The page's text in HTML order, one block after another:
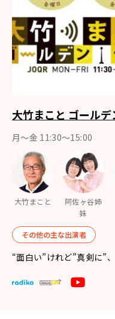
大竹まこと ゴールデ
月〜金 11:30～15:00
大竹まこと
阿佐ヶ谷姉
妹
その他の主な出演者
“面白い”けれど”真剣に”